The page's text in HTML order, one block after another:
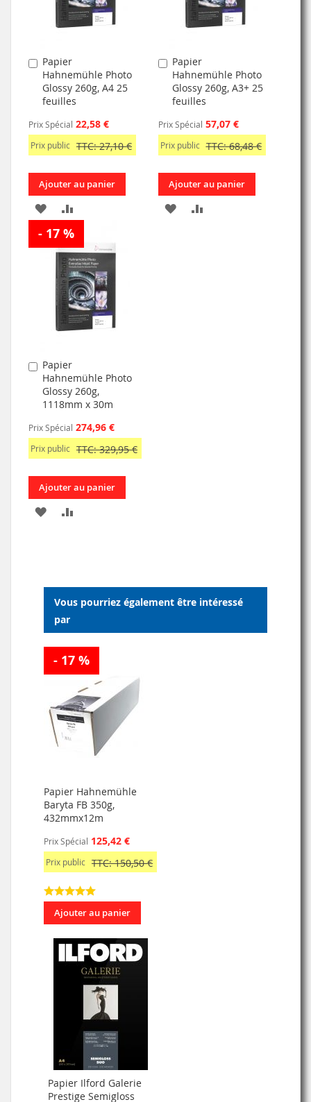
Papier
Hahnemühle Photo
Glossy 260g, A4 25
feuilles
Prix Spécial 22,58 €
Prix public TTC: 27,10 €
Ajouter
au
panier
Ajouter au panier
AJOUTER
À
MA
LISTE
D’ENVIE
AU
COMPARATEUR
Papier
Hahnemühle Photo
Glossy 260g, A3+ 25
feuilles
Prix Spécial 57,07 €
Prix public TTC: 68,48 €
Ajouter
au
panier
Ajouter au panier
AJOUTER
- 17 %
Papier
Hahnemühle Photo
Glossy 260g,
1118mm x 30m
Prix Spécial 274,96 €
Prix public TTC: 329,95 €
Ajouter
au
panier
Ajouter au panier
AJOUTER
D’ENVIE
Vous pourriez également être intéressé
par
- 17 %
Papier Hahnemühle
Baryta FB 350g,
432mmx12m
Prix Spécial 125,42 €
Prix public TTC: 150,50 €
Ajouter au panier
Papier Ilford Galerie
Prestige Semigloss